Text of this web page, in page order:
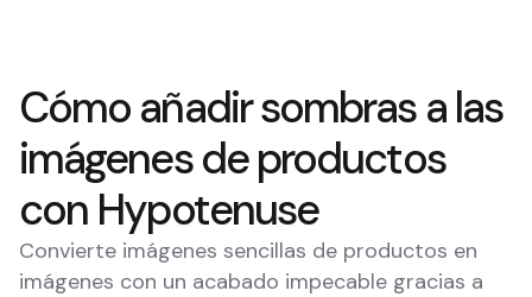
Cómo añadir sombras a las
imágenes de productos
con Hypotenuse
Convierte imágenes sencillas de productos en
imágenes con un acabado impecable gracias a